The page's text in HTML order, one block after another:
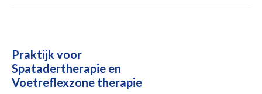
Praktijk voor
Spatadertherapie en
Voetreflexzone therapie